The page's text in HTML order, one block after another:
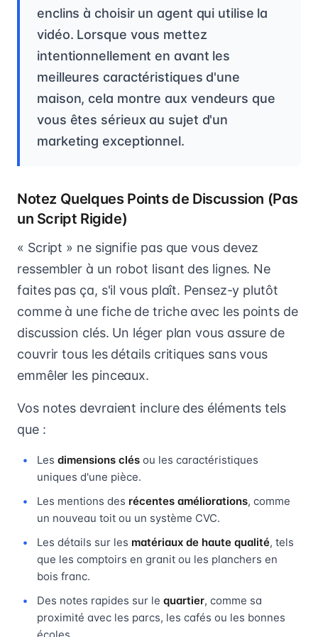
enclins à choisir un agent qui utilise la
vidéo. Lorsque vous mettez
intentionnellement en avant les
meilleures caractéristiques d'une
maison, cela montre aux vendeurs que
vous êtes sérieux au sujet d'un
marketing exceptionnel.
Notez Quelques Points de Discussion (Pas
un Script Rigide)
« Script » ne signifie pas que vous devez
ressembler à un robot lisant des lignes. Ne
faites pas ça, s'il vous plaît. Pensez-y plutôt
comme à une fiche de triche avec les points de
discussion clés. Un léger plan vous assure de
couvrir tous les détails critiques sans vous
emmêler les pinceaux.
Vos notes devraient inclure des éléments tels
que :
Les dimensions clés ou les caractéristiques
uniques d'une pièce.
Les mentions des récentes améliorations, comme
un nouveau toit ou un système CVC.
Les détails sur les matériaux de haute qualité, tels
que les comptoirs en granit ou les planchers en
bois franc.
Des notes rapides sur le quartier, comme sa
proximité avec les parcs, les cafés ou les bonnes